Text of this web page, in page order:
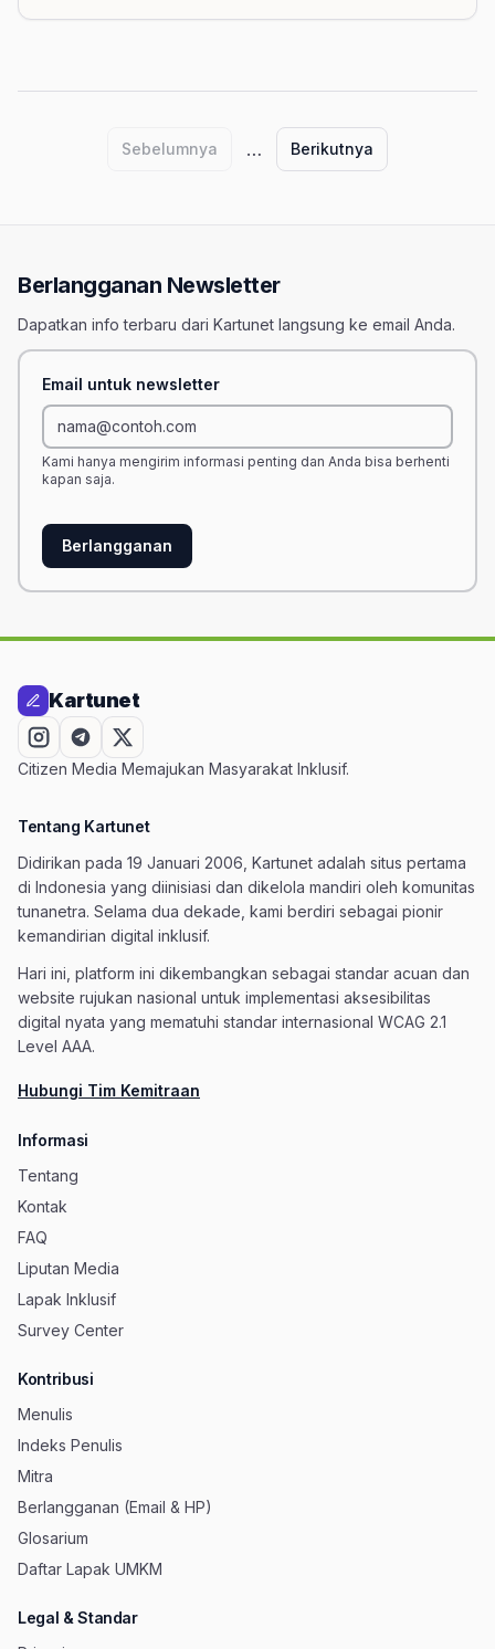
Navigasi halaman artikel dengan tag
Sebelumnya … Berikutnya
Berlangganan Newsletter
Dapatkan info terbaru dari Kartunet langsung ke email Anda.
Email untuk newsletter
Kami hanya mengirim informasi penting dan Anda bisa berhenti
kapan saja.
Berlangganan
Kartunet
Citizen Media Memajukan Masyarakat Inklusif.
Tentang Kartunet
Didirikan pada 19 Januari 2006, Kartunet adalah situs pertama
di Indonesia yang diinisiasi dan dikelola mandiri oleh komunitas
tunanetra. Selama dua dekade, kami berdiri sebagai pionir
kemandirian digital inklusif.
Hari ini, platform ini dikembangkan sebagai standar acuan dan
website rujukan nasional untuk implementasi aksesibilitas
digital nyata yang mematuhi standar internasional WCAG 2.1
Level AAA.
Hubungi Tim Kemitraan
Informasi
Tentang
Kontak
FAQ
Liputan Media
Lapak Inklusif
Survey Center
Kontribusi
Menulis
Indeks Penulis
Mitra
Berlangganan (Email & HP)
Glosarium
Daftar Lapak UMKM
Legal & Standar